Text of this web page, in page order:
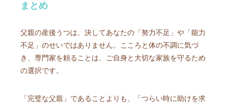
まとめ
父親の産後うつは、決してあなたの「努力不足」や「能力
不足」のせいではありません。こころと体の不調に気づ
き、専門家を頼ることは、ご自身と大切な家族を守るため
の選択です。
「完璧な父親」であることよりも、「つらい時に助けを求